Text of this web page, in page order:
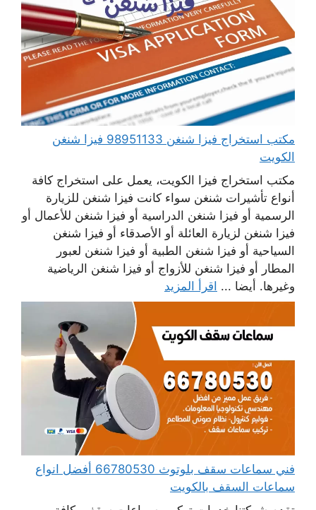
مكتب استخراج فيزا شنغن 98951133 فيزا شنغن
الكويت
مكتب استخراج فيزا الكويت، يعمل على استخراج كافة
أنواع تأشيرات شنغن سواء كانت فيزا شنغن للزيارة
الرسمية أو فيزا شنغن الدراسية أو فيزا شنغن للأعمال أو
فيزا شنغن لزيارة العائلة أو الأصدقاء أو فيزا شنغن
السياحية أو فيزا شنغن الطبية أو فيزا شنغن لعبور
المطار أو فيزا شنغن للأزواج أو فيزا شنغن الرياضية
وغيرها. أيضا ... اقرأ المزيد
فني سماعات سقف بلوتوث 66780530 أفضل انواع
سماعات السقف بالكويت